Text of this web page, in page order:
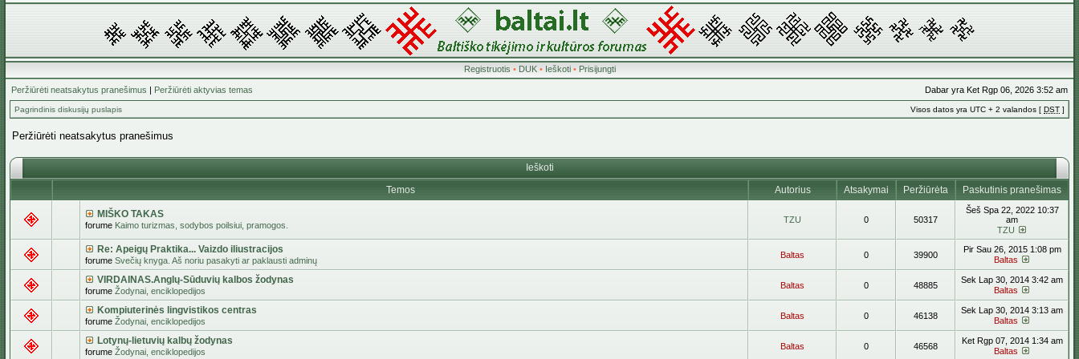
Registruotis • DUK• Ieškoti• Prisijungti
Peržiūrėti neatsakytus pranešimus | Peržiūrėti aktyvias temas Dabar yra Ket Rgp 06, 2026 3:52 am
Pagrindinis diskusijų puslapis Visos datos yra UTC + 2 valandos [ DST ]
Peržiūrėti neatsakytus pranešimus
Ieškoti
Temos
Autorius Atsakymai Peržiūrėta Paskutinis pranešimas
MIŠKO TAKAS
forume Kaimo turizmas, sodybos poilsiui, pramogos.
TZU 0 50317
Šeš Spa 22, 2022 10:37
am
TZU
Re: Apeigų Praktika... Vaizdo iliustracijos
forume Svečių knyga. Aš noriu pasakyti ar paklausti adminų
Baltas 0 39900
Pir Sau 26, 2015 1:08 pm
Baltas
VIRDAINAS.Anglų-Sūduvių kalbos žodynas
forume Žodynai, enciklopedijos
Baltas 0 48885
Sek Lap 30, 2014 3:42 am
Baltas
Kompiuterinės lingvistikos centras
forume Žodynai, enciklopedijos
Baltas 0 46138
Sek Lap 30, 2014 3:13 am
Baltas
Lotynų-lietuvių kalbų žodynas
forume Žodynai, enciklopedijos
Baltas 0 46568
Ket Rgp 07, 2014 1:34 am
Baltas